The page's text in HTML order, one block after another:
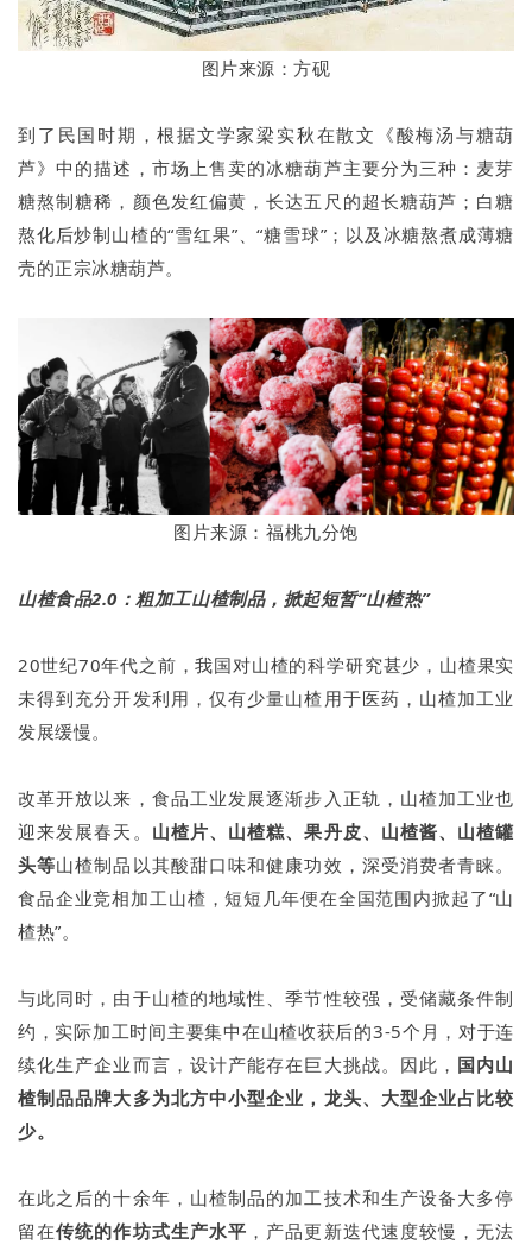
图片来源：方砚
到了民国时期，根据文学家梁实秋在散文《酸梅汤与糖葫
芦》中的描述，市场上售卖的冰糖葫芦主要分为三种：麦芽
糖熬制糖稀，颜色发红偏黄，长达五尺的超长糖葫芦；白糖
熬化后炒制山楂的“雪红果”、“糖雪球”；以及冰糖熬煮成薄糖
壳的正宗冰糖葫芦。
图片来源：福桃九分饱
山楂食品2.0：粗加工山楂制品，掀起短暂“山楂热”
20世纪70年代之前，我国对山楂的科学研究甚少，山楂果实
未得到充分开发利用，仅有少量山楂用于医药，山楂加工业
发展缓慢。
改革开放以来，食品工业发展逐渐步入正轨，山楂加工业也
迎来发展春天。 山楂片、山楂糕、果丹皮、山楂酱、山楂罐
头等山楂制品以其酸甜口味和健康功效，深受消费者青睐。
食品企业竞相加工山楂，短短几年便在全国范围内掀起了“山
楂热”。
与此同时，由于山楂的地域性、季节性较强，受储藏条件制
约，实际加工时间主要集中在山楂收获后的3-5个月，对于连
续化生产企业而言，设计产能存在巨大挑战。因此， 国内山
楂制品品牌大多为北方中小型企业，龙头、大型企业占比较
少。
在此之后的十余年，山楂制品的加工技术和生产设备大多停
留在传统的作坊式生产水平 ，产品更新迭代速度较慢，无法